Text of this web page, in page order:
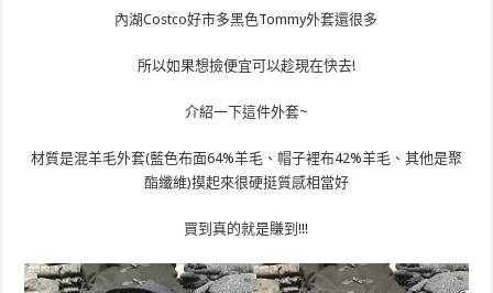
內湖Costco好市多黑色Tommy外套還很多
所以如果想撿便宜可以趁現在快去!
介紹一下這件外套~
材質是混羊毛外套(藍色布面64%羊毛、帽子裡布42%羊毛、其他是聚
酯纖維)摸起來很硬挺質感相當好
買到真的就是賺到!!!